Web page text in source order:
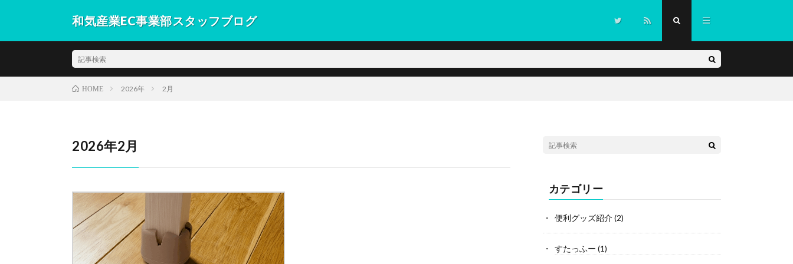
和気産業EC事業部スタッフブログ
通販部門だからこその記事をお届けします。
HOME 2026年 2月
2026年2月
カテゴリー
便利グッズ紹介(2)
すたっふー (1)